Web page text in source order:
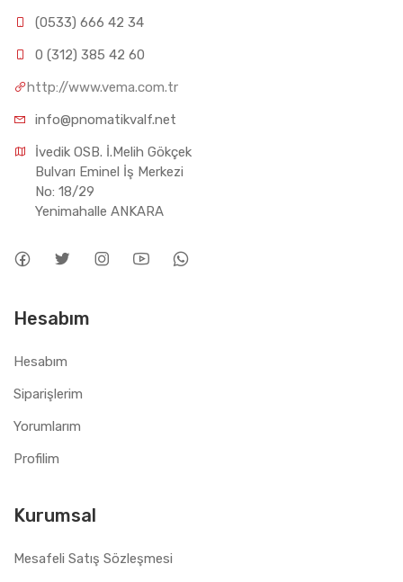
(0533) 666 42 34
0 (312) 385 42 60
http://www.vema.com.tr
info@pnomatikvalf.net
İvedik OSB. İ.Melih Gökçek
Bulvarı Eminel İş Merkezi
No: 18/29
Yenimahalle ANKARA
Hesabım
Hesabım
Siparişlerim
Yorumlarım
Profilim
Kurumsal
Mesafeli Satış Sözleşmesi